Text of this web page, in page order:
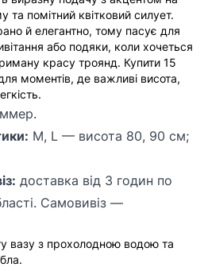
та помітний квітковий силует.
й елегантно, тому пасує для
або подяки, коли хочеться
красу троянд. Купити 15
моментів, де важливі висота,
M, L — висота 80, 90 см;
доставка від 3 годин по
Самовивіз —
вазу з прохолодною водою та